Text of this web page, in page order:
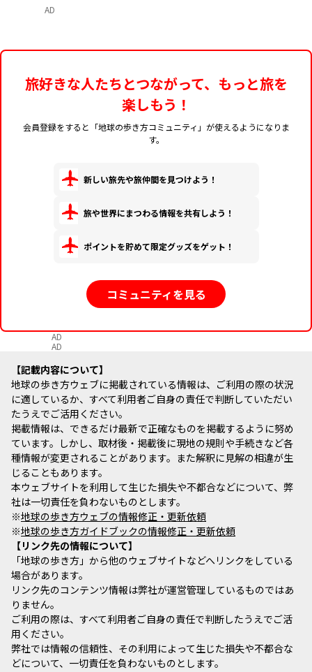
リバーシブル帯付き
AD
旅好きな人たちとつながって、もっと旅を
楽しもう！
会員登録をすると「地球の歩き方コミュニティ」が使えるようになりま
す。
新しい旅先や旅仲間を見つけよう！
旅や世界にまつわる情報を共有しよう！
ポイントを貯めて限定グッズをゲット！
コミュニティを見る
AD
AD
記載内容について
地球の歩き方ウェブに掲載されている情報は、ご利用の際の状況
に適しているか、すべて利用者ご自身の責任で判断していただい
たうえでご活用ください。
掲載情報は、できるだけ最新で正確なものを掲載するように努め
ています。しかし、取材後・掲載後に現地の規則や手続きなど各
種情報が変更されることがあります。また解釈に見解の相違が生
じることもあります。
本ウェブサイトを利用して生じた損失や不都合などについて、弊
社は一切責任を負わないものとします。
※地球の歩き方ウェブの情報修正・更新依頼
※地球の歩き方ガイドブックの情報修正・更新依頼
リンク先の情報について
「地球の歩き方」から他のウェブサイトなどへリンクをしている
場合があります。
リンク先のコンテンツ情報は弊社が運営管理しているものではあ
りません。
ご利用の際は、すべて利用者ご自身の責任で判断したうえでご活
用ください。
弊社では情報の信頼性、その利用によって生じた損失や不都合な
どについて、一切責任を負わないものとします。